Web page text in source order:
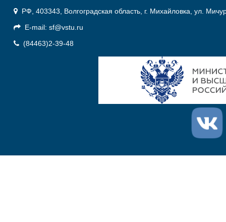
РФ, 403343, Волгоградская область, г. Михайловка, ул.
E-mail: sf@vstu.ru
(84463)2-39-48